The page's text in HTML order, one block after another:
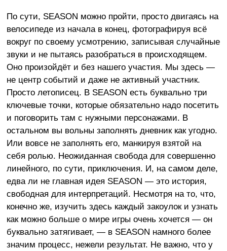
По сути, SEASON можно пройти, просто двигаясь на
велосипеде из начала в конец, фотографируя всё
вокруг по своему усмотрению, записывая случайные
звуки и не пытаясь разобраться в происходящем.
Оно произойдёт и без нашего участия. Мы здесь —
не центр событий и даже не активный участник.
Просто летописец. В SEASON есть буквально три
ключевые точки, которые обязательно надо посетить
и поговорить там с нужными персонажами. В
остальном вы вольны заполнять дневник как угодно.
Или вовсе не заполнять его, манкируя взятой на
себя ролью. Неожиданная свобода для совершенно
линейного, по сути, приключения. И, на самом деле,
едва ли не главная идея SEASON — это история,
свободная для интерпретаций. Несмотря на то, что,
конечно же, изучить здесь каждый закоулок и узнать
как можно больше о мире игры очень хочется — он
буквально затягивает, — в SEASON намного более
значим процесс, нежели результат. Не важно, что у